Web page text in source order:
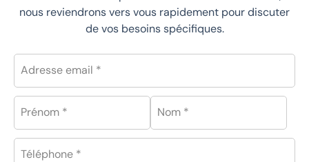
nous reviendrons vers vous rapidement pour discuter
de vos besoins spécifiques.
Adresse email *
Prénom * Nom *
Téléphone *